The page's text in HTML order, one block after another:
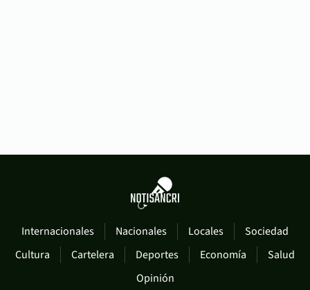
Internacionales Nacionales Locales
Sociedad
Cultura
Cartelera Deportes Economía
Salud
Opinión